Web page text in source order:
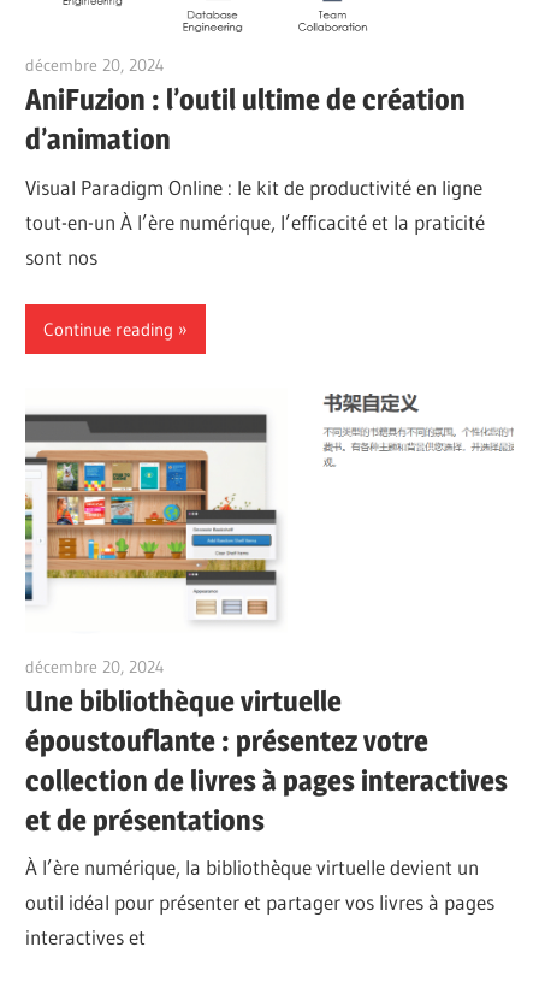
décembre 20, 2024
AniFuzion : l’outil ultime de création
d’animation
Visual Paradigm Online : le kit de productivité en ligne
tout-en-un À l’ère numérique, l’efficacité et la praticité
sont nos
Continue reading
décembre 20, 2024
Une bibliothèque virtuelle
époustouflante : présentez votre
collection de livres à pages interactives
et de présentations
À l’ère numérique, la bibliothèque virtuelle devient un
outil idéal pour présenter et partager vos livres à pages
interactives et